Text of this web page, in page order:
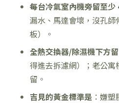
每台冷氣室內機旁留至
漏水、馬達會壞，沒孔
板）。
全熱交換器/除濕機下方
得進去拆濾網）；老公
留。
吉見的黃金標準是：嫌塑